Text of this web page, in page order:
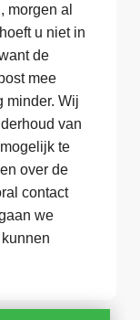
morgen al
u niet in
de
mee
minder. Wij
van
te
over de
contact
we